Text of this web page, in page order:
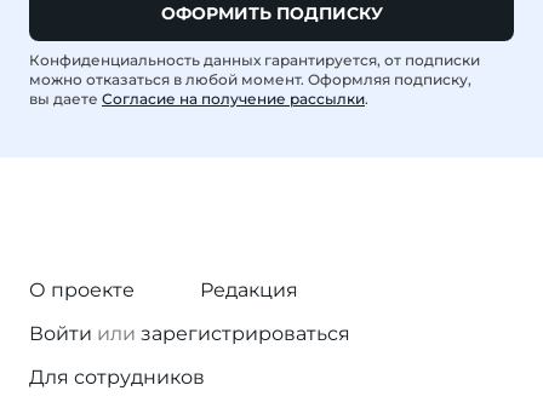
ОФОРМИТЬ ПОДПИСКУ
Конфиденциальность данных гарантируется, от подписки
можно отказаться в любой момент. Оформляя подписку,
вы даете Согласие на получение рассылки.
О проекте
Редакция
Войти или зарегистрироваться
Для сотрудников